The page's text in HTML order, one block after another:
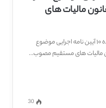
قانون مالیات های
دسترسی سریعموضوع: اصلاحیه ماده ۱۰ آیین نامه اجرایی موضوع
30